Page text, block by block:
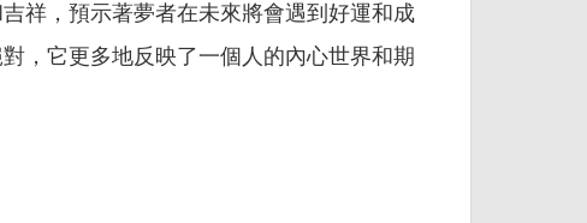
祥，預示著夢者在未來將會遇到好運和成
，它更多地反映了一個人的內心世界和期